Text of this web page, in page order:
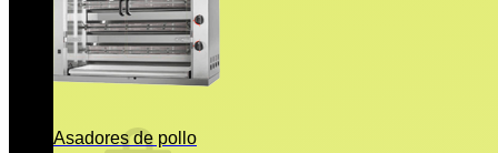
Asadores de pollo